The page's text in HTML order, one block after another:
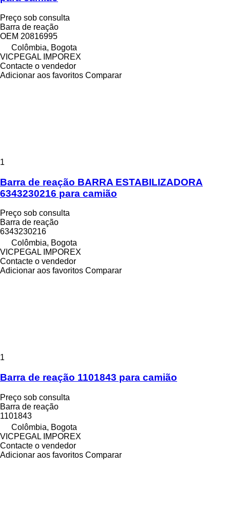
Preço sob consulta
Barra de reação
OEM 20816995
Colômbia, Bogota
VICPEGAL IMPOREX
Contacte o vendedor
Adicionar aos favoritos Comparar
1
Barra de reação BARRA ESTABILIZADORA
6343230216 para camião
Preço sob consulta
Barra de reação
6343230216
Colômbia, Bogota
VICPEGAL IMPOREX
Contacte o vendedor
Adicionar aos favoritos Comparar
1
Barra de reação 1101843 para camião
Preço sob consulta
Barra de reação
1101843
Colômbia, Bogota
VICPEGAL IMPOREX
Contacte o vendedor
Adicionar aos favoritos Comparar